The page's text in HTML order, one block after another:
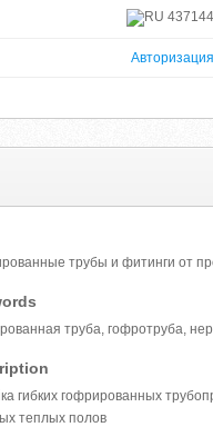
437144
Авторизация
трубы и фитинги от
труба, гофротруба,
гибких гофрированных
теплых полов